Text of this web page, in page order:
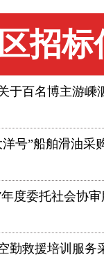
招标
于百名博主游嵊
号”船舶滑油
度委托社会协
勤救援培训服务